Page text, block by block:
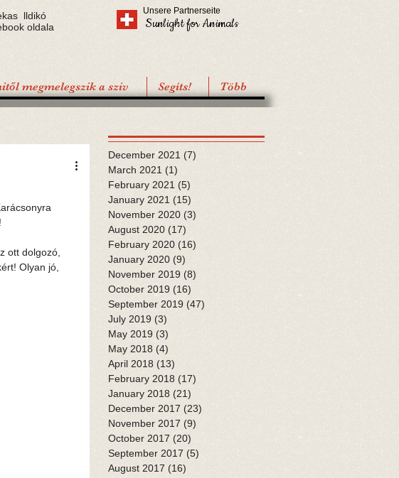
lldikó
oldala
Unsere Partnerseite
Sunlight for Animals
megmelegszik a sziv Segíts! Több
ott dolgozó,
Olyan jó,
December 2021 (7)
March 2021 (1)
February 2021 (5)
January 2021 (15)
November 2020 (3)
August 2020 (17)
February 2020 (16)
January 2020 (9)
November 2019 (8)
October 2019 (16)
September 2019 (47)
July 2019 (3)
May 2019 (3)
May 2018 (4)
April 2018 (13)
February 2018 (17)
January 2018 (21)
December 2017 (23)
November 2017 (9)
October 2017 (20)
September 2017 (5)
August 2017 (16)